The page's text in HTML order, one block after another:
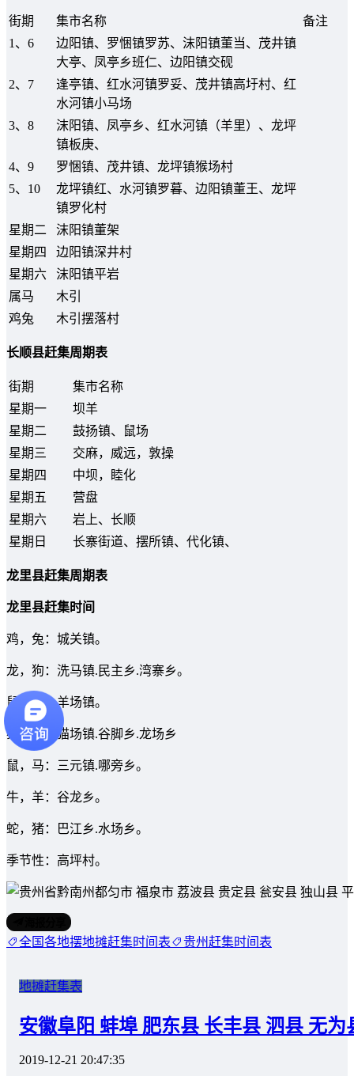
街期 集市名称
备注
1、6
边阳镇、罗悃镇罗苏、沫阳镇董当、茂井镇
大亭、凤亭乡班仁、边阳镇交砚
2、7
逢亭镇、红水河镇罗妥、茂井镇高圩村、红
水河镇小马场
3、8
沫阳镇、凤亭乡、红水河镇（羊里）、龙坪
镇板庚、
4、9
罗悃镇、茂井镇、龙坪镇猴场村
5、10
龙坪镇红、水河镇罗暮、边阳镇董王、龙坪
镇罗化村
星期二
沫阳镇董架
星期四
边阳镇深井村
星期六
沫阳镇平岩
属马
木引
鸡兔
木引摆落村
长顺县赶集周期表
街期
集市名称
星期一
坝羊
星期二
鼓扬镇、鼠场
星期三
交麻，威远，敦操
星期四
中坝，睦化
星期五
营盘
星期六
岩上、长顺
星期日
长寨街道、摆所镇、代化镇、
龙里县赶集周期表
龙里县赶集时间
鸡，兔：城关镇。
龙，狗：洗马镇.民主乡.湾寨乡。
鼠，羊：羊场镇。
猴，虎：猫场镇.谷脚乡.龙场乡
鼠，马：三元镇.哪旁乡。
牛，羊：谷龙乡。
蛇，猪：巴江乡.水场乡。
季节性：高坪村。
全国各地摆地摊赶集时间表 贵州赶集时间表
地摊赶集表
安徽阜阳 蚌埠 肥东县 长丰县 泗县 无
2019-12-21 20:47:35